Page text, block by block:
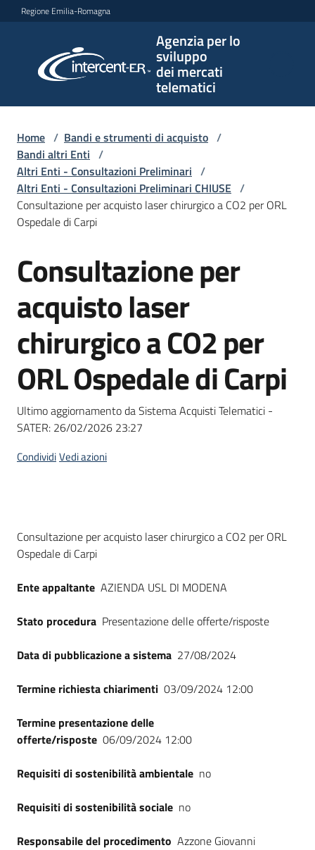
Vai al contenuto
Vai alla navigazione
Vai al footer
Regione Emilia-Romagna
Agenzia per lo
sviluppo
dei mercati
telematici
per lo
sviluppo
telematici
L'Agenzia
Bandi
e
di
acquisto
Supporto
Piattaforme
telematiche
English
su
Home / Bandi e strumenti di acquisto /
Bandi altri Enti /
Altri Enti - Consultazioni Preliminari /
Altri Enti - Consultazioni Preliminari CHIUSE /
Consultazione per acquisto laser chirurgico a CO2 per ORL
Ospedale di Carpi
Salta al contenuto
Consultazione per
acquisto laser
chirurgico a CO2 per
ORL Ospedale di Carpi
Ultimo aggiornamento da Sistema Acquisti Telematici -
SATER: 26/02/2026 23:27
CondividiVedi azioni
Dati del bando
Consultazione per acquisto laser chirurgico a CO2 per ORL
Ospedale di Carpi
Ente appaltante AZIENDA USL DI MODENA
Stato procedura Presentazione delle offerte/risposte
Data di pubblicazione a sistema 27/08/2024
Termine richiesta chiarimenti 03/09/2024 12:00
Termine presentazione delle
offerte/risposte 06/09/2024 12:00
Requisiti di sostenibilità ambientale no
Requisiti di sostenibilità sociale no
Responsabile del procedimento Azzone Giovanni